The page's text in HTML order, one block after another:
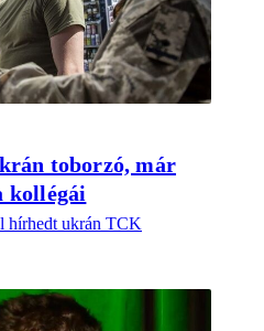
toborzó, már
kollégái
hírhedt ukrán TCK